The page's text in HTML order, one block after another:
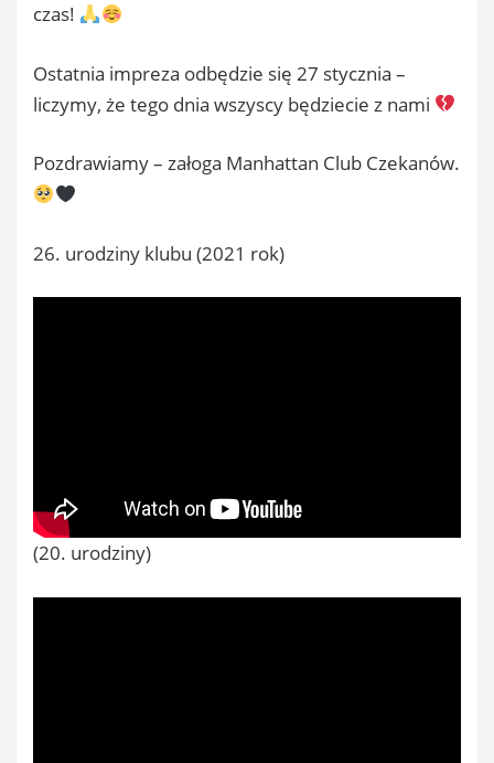
czas!
Ostatnia impreza odbędzie się 27 stycznia –
liczymy, że tego dnia wszyscy będziecie z nami
Pozdrawiamy – załoga Manhattan Club Czekanów.
26. urodziny klubu (2021 rok)
(20. urodziny)